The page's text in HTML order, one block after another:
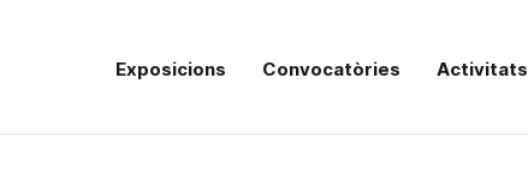
Exposicions Convocatòries Activitats